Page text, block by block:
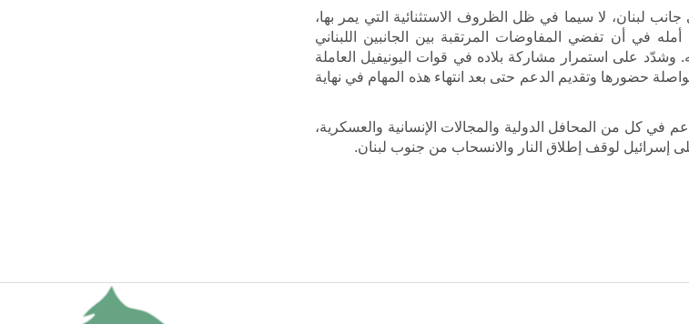
جانب لبنان، لا سيما في ظل الظروف الاستثنائية التي يمر بها،
في أن تفضي المفاوضات المرتقبة بين الجانبين اللبناني
وشدّد على استمرار مشاركة بلاده في قوات اليونيفيل العاملة
حضورها وتقديم الدعم حتى بعد انتهاء هذه المهام في نهاية
في كل من المحافل الدولية والمجالات الإنسانية والعسكرية،
إسرائيل لوقف إطلاق النار والانسحاب من جنوب لبنان.